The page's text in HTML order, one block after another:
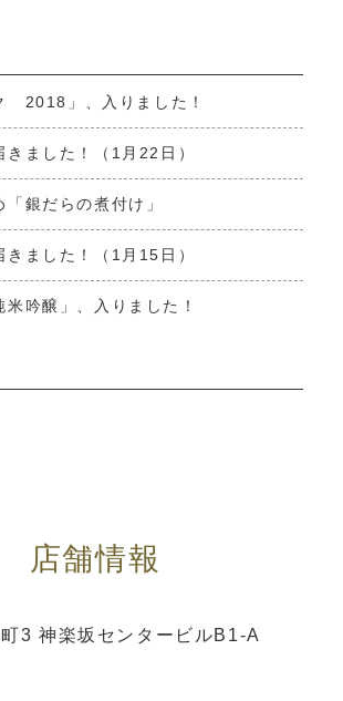
2018」、入りました！
きました！（1月22日）
銀だらの煮付け」
きました！（1月15日）
吟醸」、入りました！
店舗情報
3 神楽坂センタービルB1-A